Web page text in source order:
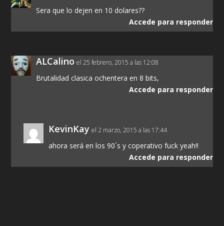
Sera que lo dejen en 10 dolares??
Accede para responder
ALCalino el 25 febrero, 2015 a las 12:08
Brutalidad clasica ochentera en 8 bits,
Accede para responder
KevinKay el 2 marzo, 2015 a las 17:44
ahora será en los 90´s y coperativo fuck yeah!!
Accede para responder